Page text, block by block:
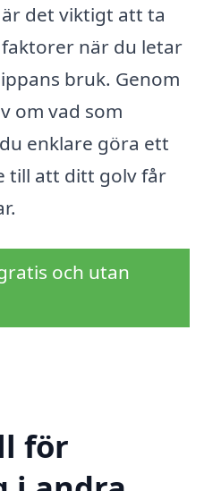
det viktigt att ta
när du letar
bruk. Genom
om vad som
enklare göra ett
till att ditt golv får
och utan
för